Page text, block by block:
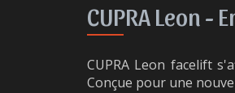
CUPRA Leon -
CUPRA Leon facelift
Conçue pour une